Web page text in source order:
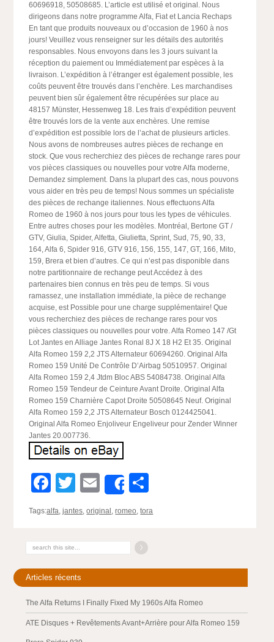
60696918, 50508685. L’article est utilisé et original. Nous
dirigeons dans notre programme Alfa, Fiat et Lancia Rechaps
En tant que produits nouveaux ou d’occasion de 1960 à nos
jours! Veuillez vous renseigner sur les détails des autorités
responsables. Nous envoyons dans les 3 jours suivant la
réception du paiement ou Immédiatement par espèces à la
livraison. L’expédition à l’étranger est également possible, les
coûts peuvent être trouvés dans l’enchère. Les marchandises
peuvent bien sûr également être récupérées sur place au
48157 Münster, Hessenweg 18. Les frais d’expédition peuvent
être trouvés lors de la vente aux enchères. Une remise
d’expédition est possible lors de l’achat de plusieurs articles.
Nous avons de nombreuses autres pièces de rechange en
stock. Que vous recherchiez des pièces de rechange rares pour
vos pièces classiques ou nouvelles pour votre Alfa moderne,
Demandez simplement. Dans la plupart des cas, nous pouvons
vous aider en très peu de temps! Nous sommes un spécialiste
des pièces de rechange italiennes. Nous effectuons Alfa
Romeo de 1960 à nos jours pour tous les types de véhicules.
Entre autres choses pour les modèles. Montréal, Bertone GT /
GTV, Giulia, Spider, Alfetta, Giulietta, Sprint, Sud, 75, 90, 33,
164, Alfa 6, Spider 916, GTV 916, 156, 155, 147, GT, 166, Mito,
159, Brera et bien d’autres. Ce qui n’est pas disponible dans
notre partitionnaire de rechange peut Accédez à des
partenaires bien connus en très peu de temps. Si vous
ramassez, une installation immédiate, la pièce de rechange
acquise, est Possible pour une charge supplémentaire! Que
vous recherchiez des pièces de rechange rares pour vos
pièces classiques ou nouvelles pour votre. Alfa Romeo 147 /Gt
Lot Jantes en Alliage Jantes Ronal 8J X 18 H2 Et 35. Original
Alfa Romeo 159 2,2 JTS Alternateur 60694260. Original Alfa
Romeo 159 Unité De Contrôle D’Airbag 50510957. Original
Alfa Romeo 159 2,4 Jtdm Bloc ABS 54084738. Original Alfa
Romeo 159 Tendeur de Ceinture Avant Droite. Original Alfa
Romeo 159 Charnière Capot Droite 50508645 Neuf. Original
Alfa Romeo 159 2,2 JTS Alternateur Bosch 0124425041.
Original Alfa Romeo Enjoliveur Engeliveur pour Zender Winner
Jantes 20.007736.
Facebook
Twitter
EmailShare
Tags:alfa,jantes,original ,romeo,tora
Articles récents
The Alfa Returns I Finally Fixed My 1960s Alfa Romeo
ATE Disques + Revêtements Avant+Arrière pour Alfa Romeo 159